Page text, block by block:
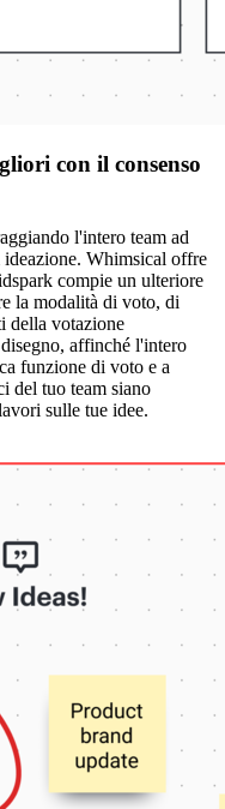
con il consenso
l'intero team ad
ideazione. Whimsical offre
compie un ulteriore
la modalità di voto, di
della votazione
affinché l'intero
funzione di voto e a
del tuo team siano
sulle tue idee.